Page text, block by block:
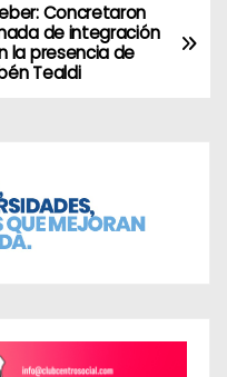
Concretaron
de integración
la presencia de
Tealdi